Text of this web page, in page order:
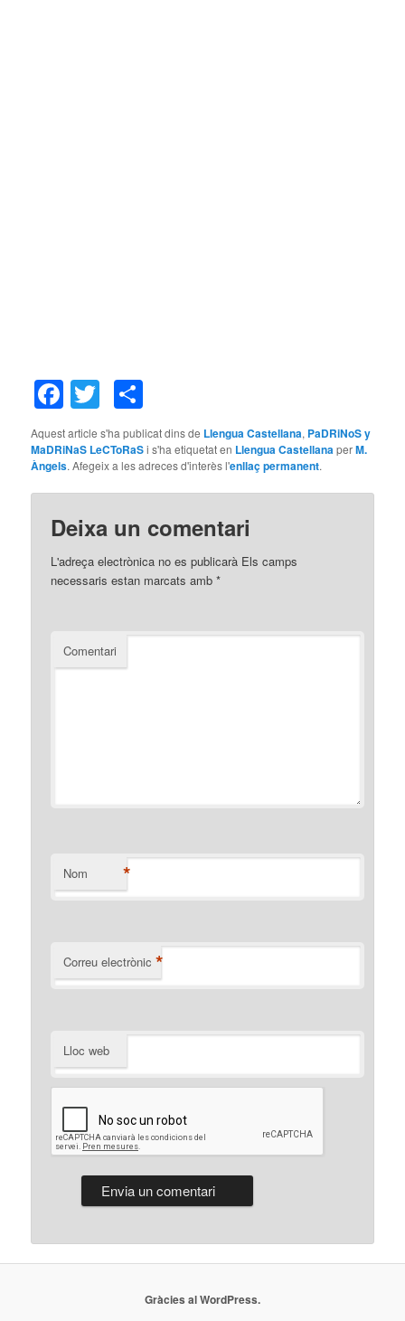
Facebook
Twitter
Aquest article s'ha publicat dins de Llengua Castellana, PaDRiNoS y
MaDRiNaS LeCToRaSi s'ha etiquetat en Llengua CastellanaperM.
Àngels. Afegeix a les adreces d'interès l'enllaç permanent.
Deixa un comentari
L'adreça electrònica no es publicarà Els camps
necessaris estan marcats amb*
Comentari
Nom *
Correu electrònic *
Lloc web
Gràcies al WordPress.